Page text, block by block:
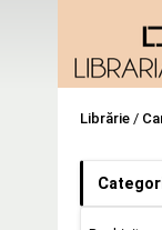
Librărie /